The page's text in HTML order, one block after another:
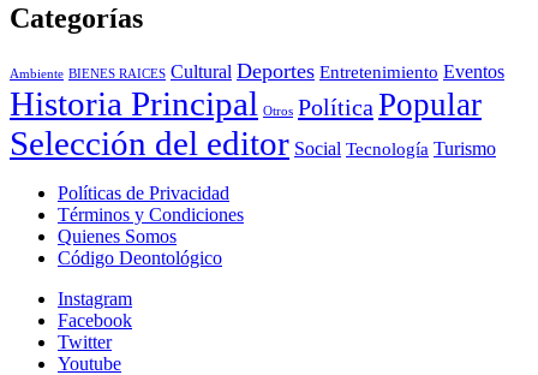
Categorías
Ambiente BIENES RAICES Cultural Deportes Entretenimiento Eventos
Historia Principal Otros Política Popular
Selección del editor Social Tecnología Turismo
Políticas de Privacidad
Términos y Condiciones
Quienes Somos
Código Deontológico
Instagram
Facebook
Twitter
Youtube